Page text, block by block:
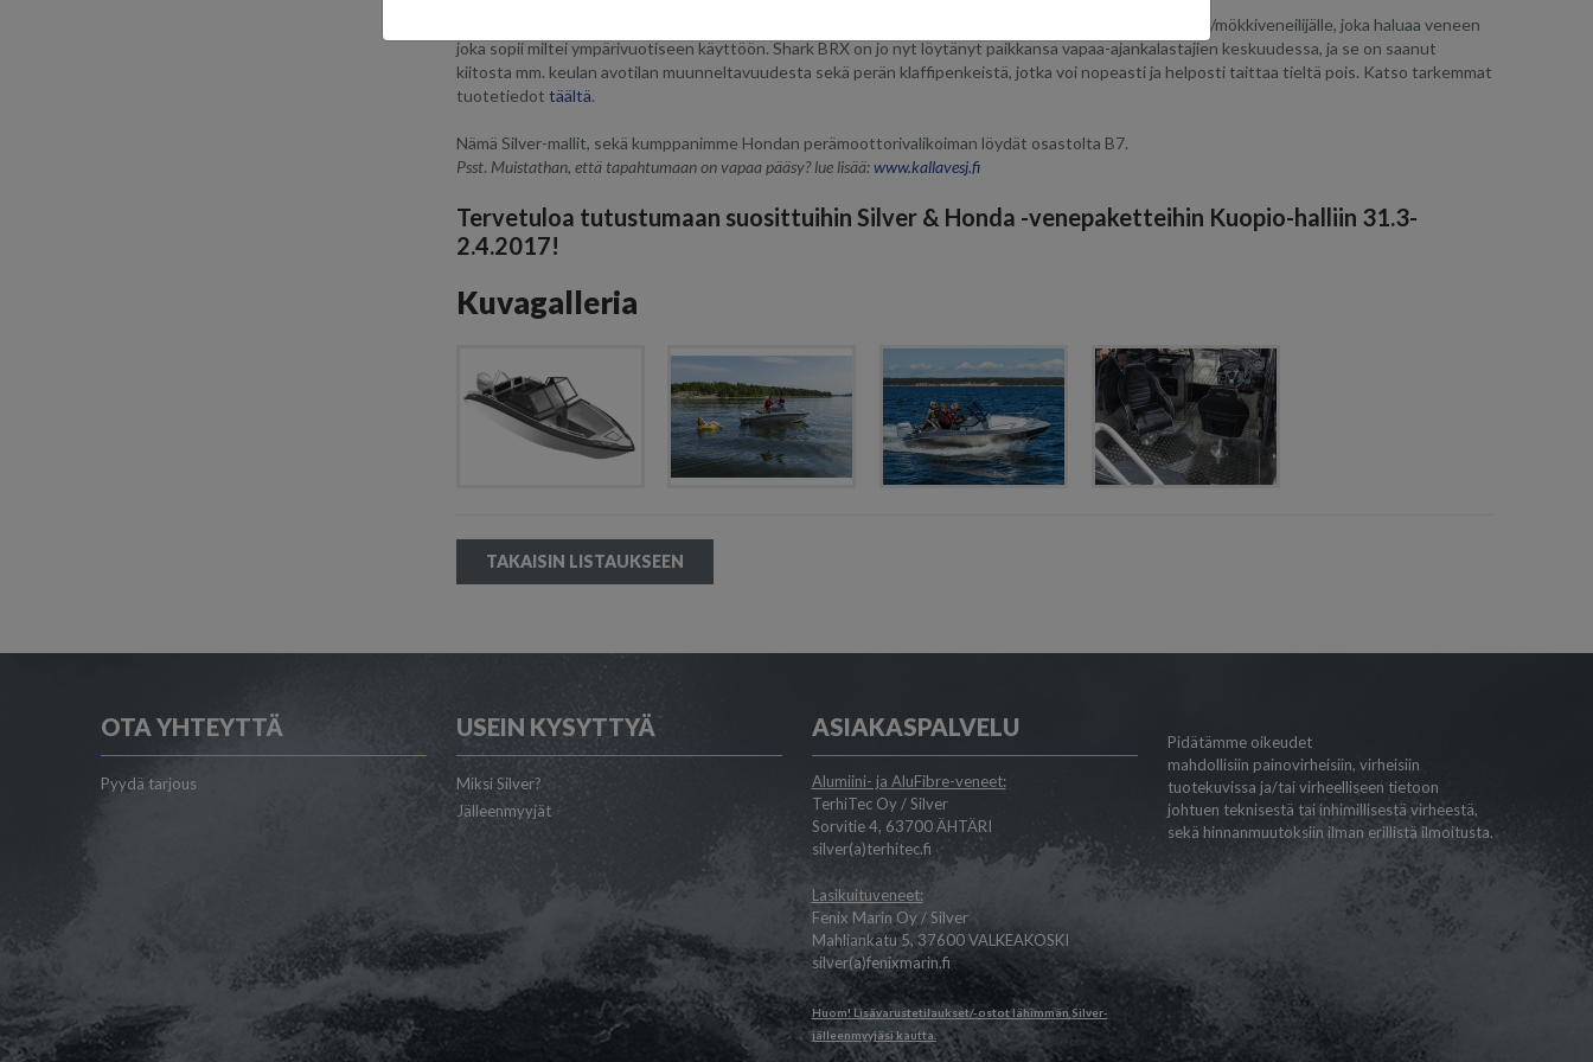
Toinen kauden 2017 uutuuksista, Shark BRX, on täysalumiininen luottokumppani aktiiviselle veneilijälle/mökkiveneilijälle, joka haluaa veneen
joka sopii miltei ympärivuotiseen käyttöön. Shark BRX on jo nyt löytänyt paikkansa vapaa-ajankalastajien keskuudessa, ja se on saanut
kiitosta mm. keulan avotilan muunneltavuudesta sekä perän klaffipenkeistä, jotka voi nopeasti ja helposti taittaa tieltä pois. Katso tarkemmat
tuotetiedot täältä.
Nämä Silver-mallit, sekä kumppanimme Hondan perämoottorivalikoiman löydät osastolta B7.
Psst. Muistathan, että tapahtumaan on vapaa pääsy? lue lisää:www.kallavesj.fi
Tervetuloa tutustumaan suosittuihin Silver & Honda -venepaketteihin Kuopio-halliin 31.3-
2.4.2017!
Kuvagalleria
TAKAISIN LISTAUKSEEN
OTA YHTEYTTÄ
Pyydä tarjous
USEIN KYSYTTYÄ
Miksi Silver?
Jälleenmyyjät
ASIAKASPALVELU
Alumiini- ja AluFibre-veneet:
TerhiTec Oy / Silver
Sorvitie 4, 63700 ÄHTÄRI
silver(a)terhitec.fi
Lasikuituveneet:
Fenix Marin Oy / Silver
Mahliankatu 5, 37600 VALKEAKOSKI
silver(a)fenixmarin.fi
Huom! Lisävarustetilaukset/-ostot lähimmän Silver-
jälleenmyyjäsikautta.
Pidätämme oikeudet
mahdollisiin painovirheisiin, virheisiin
tuotekuvissa ja/tai virheelliseen tietoon
johtuen teknisestä tai inhimillisestä virheestä,
sekä hinnanmuutoksiin ilman erillistä ilmoitusta.